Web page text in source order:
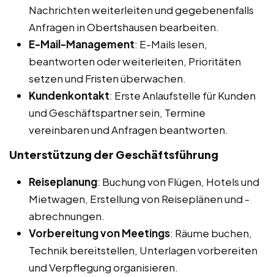
Nachrichten weiterleiten und gegebenenfalls
Anfragen in Obertshausen bearbeiten.
E-Mail-Management: E-Mails lesen,
beantworten oder weiterleiten, Prioritäten
setzen und Fristen überwachen.
Kundenkontakt: Erste Anlaufstelle für Kunden
und Geschäftspartner sein, Termine
vereinbaren und Anfragen beantworten.
Unterstützung der Geschäftsführung
Reiseplanung: Buchung von Flügen, Hotels und
Mietwagen, Erstellung von Reiseplänen und -
abrechnungen.
Vorbereitung von Meetings: Räume buchen,
Technik bereitstellen, Unterlagen vorbereiten
und Verpflegung organisieren.